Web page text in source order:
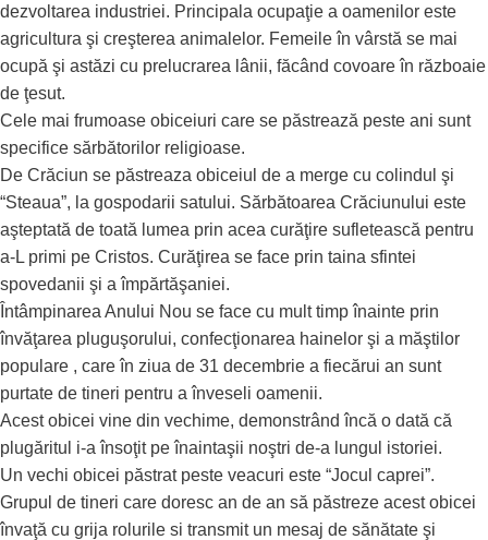
dezvoltarea industriei. Principala ocupaţie a oamenilor este
agricultura şi creşterea animalelor. Femeile în vârstă se mai
ocupă şi astăzi cu prelucrarea lânii, făcând covoare în războaie
de ţesut.
Cele mai frumoase obiceiuri care se păstrează peste ani sunt
specifice sărbătorilor religioase.
De Crăciun se păstreaza obiceiul de a merge cu colindul şi
“Steaua”, la gospodarii satului. Sărbătoarea Crăciunului este
aşteptată de toată lumea prin acea curăţire sufletească pentru
a-L primi pe Cristos. Curăţirea se face prin taina sfintei
spovedanii şi a împărtăşaniei.
Întâmpinarea Anului Nou se face cu mult timp înainte prin
învăţarea pluguşorului, confecţionarea hainelor şi a măştilor
populare , care în ziua de 31 decembrie a fiecărui an sunt
purtate de tineri pentru a înveseli oamenii.
Acest obicei vine din vechime, demonstrând încă o dată că
plugăritul i-a însoţit pe înaintaşii noştri de-a lungul istoriei.
Un vechi obicei păstrat peste veacuri este “Jocul caprei”.
Grupul de tineri care doresc an de an să păstreze acest obicei
învaţă cu grija rolurile si transmit un mesaj de sănătate şi